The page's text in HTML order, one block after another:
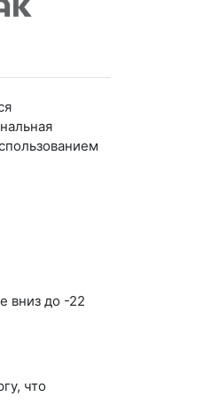
вниз до -22
что